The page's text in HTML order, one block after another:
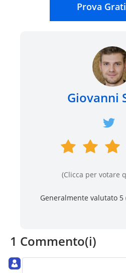
Prova
Giovanni
(Clicca per votare
Generalmente valutato 5
1 Commento(i)